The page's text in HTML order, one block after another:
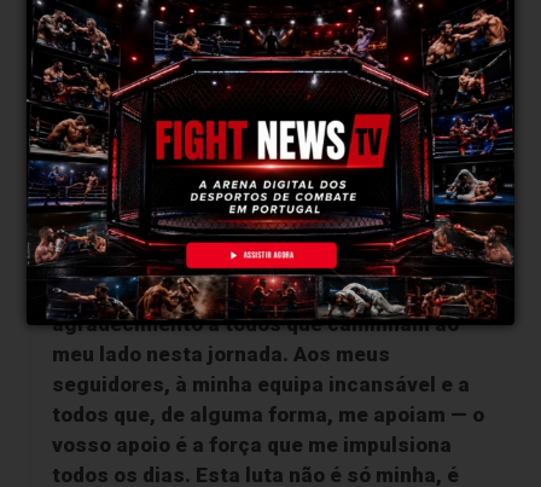
eles eu tenho um futuro nas artes marciais.
Sem o mestre Jocimar, nada disto seria
possível.
FightNews: Por fim, que mensagem gostarias de
deixar aos teus seguidores, equipa e a todos que
te apoiam rumo a esta luta?
Quero deixar uma mensagem de profundo
agradecimento a todos que caminham ao
meu lado nesta jornada. Aos meus
seguidores, à minha equipa incansável e a
todos que, de alguma forma, me apoiam — o
vosso apoio é a força que me impulsiona
todos os dias. Esta luta não é só minha, é